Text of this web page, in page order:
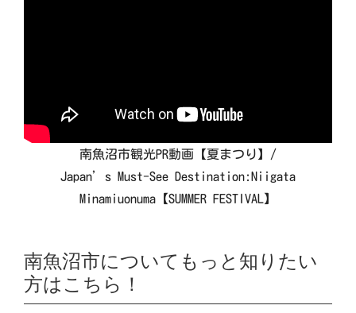
南魚沼市観光PR動画【夏まつり】/
Japan’s Must-See Destination:Niigata
Minamiuonuma【SUMMER FESTIVAL】
南魚沼市についてもっと知りたい
方はこちら！